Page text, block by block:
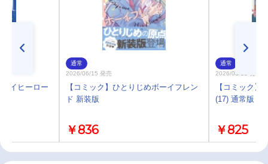
イヒーロー
通常
2026/06/15 発売
【コミック】ひとりじめボーイフレン
ド 新装版
￥836
通常
2026/03/13 発売
【コミック】
(17) 通常版
￥825